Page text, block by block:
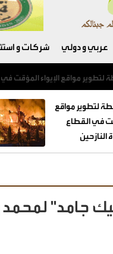
عربي و دولي شركات و
لتطوير مواقع
في القطاع
النازحين
جامد" لمحمد